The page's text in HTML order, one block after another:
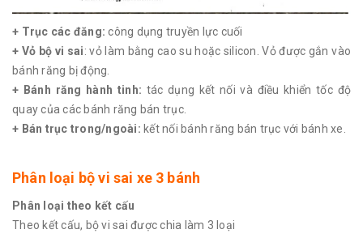
+ Trục các đăng: công dụng truyền lực cuối
+ Vỏ bộ vi sai: vỏ làm bằng cao su hoặc silicon. Vỏ được gắn vào
bánh răng bị động.
+ Bánh răng hành tinh: tác dụng kết nối và điều khiển tốc độ
quay của các bánh răng bán trục.
+ Bán trục trong/ngoài: kết nối bánh răng bán trục với bánh xe.
Phân loại bộ vi sai xe 3 bánh
Phân loại theo kết cấu
Theo kết cấu, bộ vi sai được chia làm 3 loại